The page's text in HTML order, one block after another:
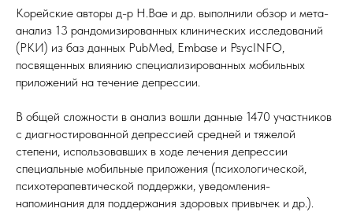
Корейские авторы д-р H.Bae и др. выполнили обзор и мета-
анализ 13 рандомизированных клинических исследований
(РКИ) из баз данных PubMed, Embase и PsycINFO,
посвященных влиянию специализированных мобильных
приложений на течение депрессии.
В общей сложности в анализ вошли данные 1470 участников
с диагностированной депрессией средней и тяжелой
степени, использовавших в ходе лечения депрессии
специальные мобильные приложения (психологической,
психотерапевтической поддержки, уведомления-
напоминания для поддержания здоровых привычек и др.).